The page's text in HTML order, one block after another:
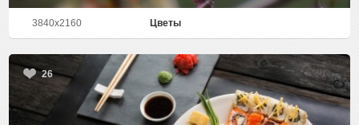
3840x2160 Цветы
26